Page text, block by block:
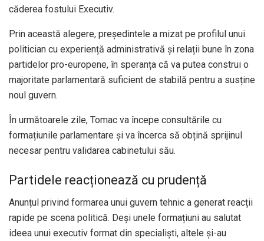
căderea fostului Executiv.
Prin această alegere, președintele a mizat pe profilul unui
politician cu experiență administrativă și relații bune în zona
partidelor pro-europene, în speranța că va putea construi o
majoritate parlamentară suficient de stabilă pentru a susține
noul guvern.
În următoarele zile, Tomac va începe consultările cu
formațiunile parlamentare și va încerca să obțină sprijinul
necesar pentru validarea cabinetului său.
Partidele reacționează cu prudență
Anunțul privind formarea unui guvern tehnic a generat reacții
rapide pe scena politică. Deși unele formațiuni au salutat
ideea unui executiv format din specialiști, altele și-au